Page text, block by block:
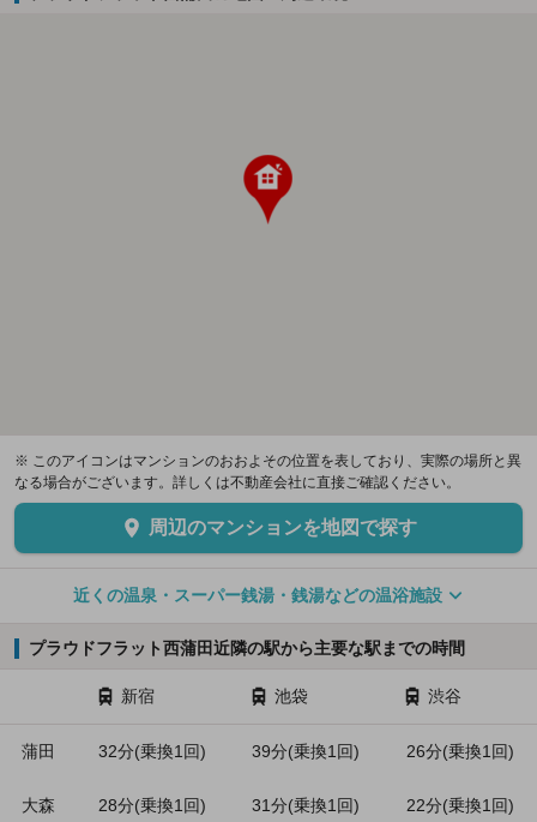
※ このアイコンはマンションのおおよその位置を表しており、実際の場所と異
なる場合がございます。詳しくは不動産会社に直接ご確認ください。
周辺のマンションを地図で探す
近くの温泉・スーパー銭湯・銭湯などの温浴施設
プラウドフラット西蒲田近隣の駅から主要な駅までの時間
新宿 池袋 渋谷
蒲田 32分(乗換1回) 39分(乗換1回) 26分(乗換1回)
大森 28分(乗換1回) 31分(乗換1回) 22分(乗換1回)